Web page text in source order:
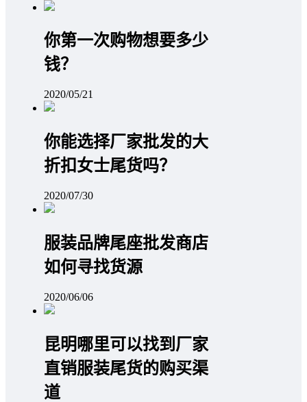
你第一次购物想要多少
钱？
2020/05/21
你能选择厂家批发的大
折扣女士尾货吗？
2020/07/30
服装品牌尾座批发商店
如何寻找货源
2020/06/06
昆明哪里可以找到厂家
直销服装尾货的购买渠
道